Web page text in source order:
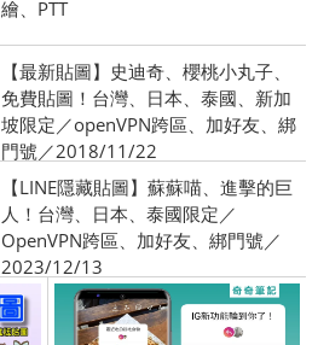
繪、PTT
【最新貼圖】史迪奇、櫻桃小丸子、
免費貼圖！台灣、日本、泰國、新加
坡限定／openVPN跨區、加好友、綁
門號／2018/11/22
【LINE隱藏貼圖】蘇蘇喵、進擊的巨
人！台灣、日本、泰國限定／
OpenVPN跨區、加好友、綁門號／
2023/12/13